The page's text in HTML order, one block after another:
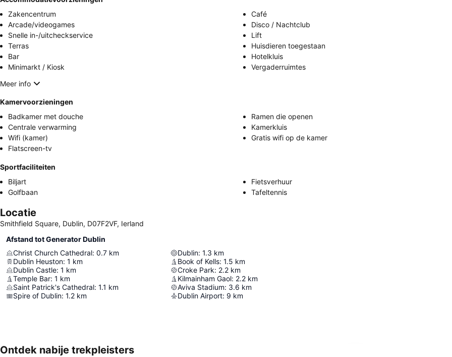
Zakencentrum
Café
Arcade/videogames
Disco / Nachtclub
Snelle in-/uitcheckservice
Lift
Terras
Huisdieren toegestaan
Bar
Hotelkluis
Minimarkt / Kiosk
Vergaderruimtes
Meer info
Kamervoorzieningen
Badkamer met douche
Ramen die openen
Centrale verwarming
Kamerkluis
Wifi (kamer)
Gratis wifi op de kamer
Flatscreen-tv
Sportfaciliteiten
Biljart
Fietsverhuur
Golfbaan
Tafeltennis
Locatie
Smithfield Square, Dublin, D07F2VF, Ierland
Afstand tot Generator Dublin
Christ Church Cathedral: 0.7 km
Dublin Heuston: 1 km
Dublin Castle: 1 km
Temple Bar: 1 km
Saint Patrick's Cathedral: 1.1 km
Spire of Dublin: 1.2 km
Dublin: 1.3 km
Book of Kells: 1.5 km
Croke Park: 2.2 km
Kilmainham Gaol: 2.2 km
Aviva Stadium: 3.6 km
Dublin Airport: 9 km
Ontdek nabije trekpleisters